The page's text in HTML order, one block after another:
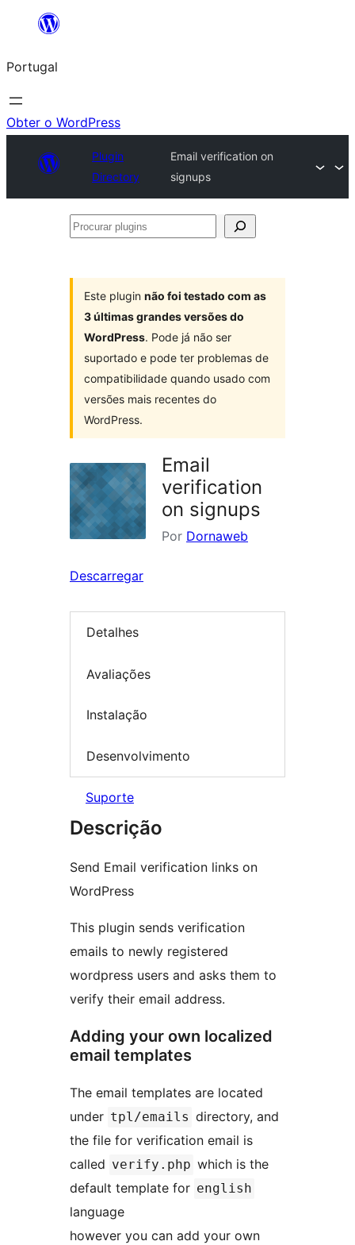
Saltar
o
conteúdo
Portugal
Obter o WordPress
Plugin
Directory
Email verification on
signups
Procurar
Este plugin não foi testado com as
3 últimas grandes versões do
WordPress. Pode já não ser
suportado e pode ter problemas de
compatibilidade quando usado com
versões mais recentes do
WordPress.
Email
verification
on signups
Por Dornaweb
Descarregar
Detalhes
Avaliações
Instalação
Desenvolvimento
Suporte
Descrição
Send Email verification links on
WordPress
This plugin sends verification
emails to newly registered
wordpress users and asks them to
verify their email address.
Adding your own localized
email templates
The email templates are located
under tpl/emails directory, and
the file for verification email is
called verify.php which is the
default template for english
language
however you can add your own